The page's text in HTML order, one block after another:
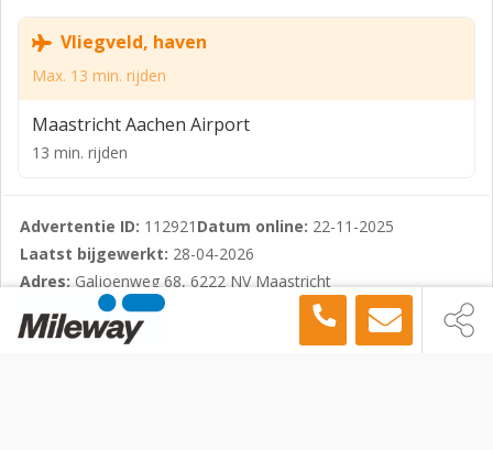
- Maximale vloerbelasting bedraagt 7,5 ton per m²
(staalvezel versterkt);
- Een deel van de kantoorruimte is voorzien van airco;
- Het gehele complex is voorzien van zonnepanelen,
LED-verlichtingsarmaturen en sprinklerinstallatie.
Huurprijs
Vanaf € 49,50 per m² per jaar.
Huurprijs kantoorruimte
Op aanvraag.
Vliegveld, haven
Max. 13 min. rijden
Maastricht Aachen Airport
13 min. rijden
Advertentie ID: 112921 Datum online: 22-11-2025
Laatst bijgewerkt: 28-04-2026
Adres:Galjoenweg 68, 6222 NV Maastricht